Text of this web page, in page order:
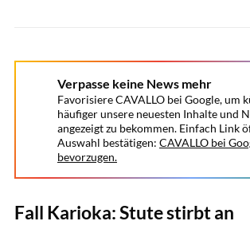
Verpasse keine News mehr
Favorisiere CAVALLO bei Google, um
häufiger unsere neuesten Inhalte und
angezeigt zu bekommen. Einfach Link
Auswahl bestätigen: CAVALLO bei
bevorzugen.
Fall Karioka: Stute stirbt an